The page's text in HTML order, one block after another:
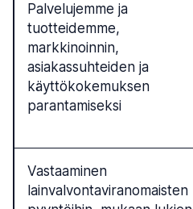
Palvelujemme ja
tuotteidemme,
markkinoinnin,
asiakassuhteiden ja
käyttökokemuksen
parantamiseksi
Vastaaminen
lainvalvontaviranomaisten